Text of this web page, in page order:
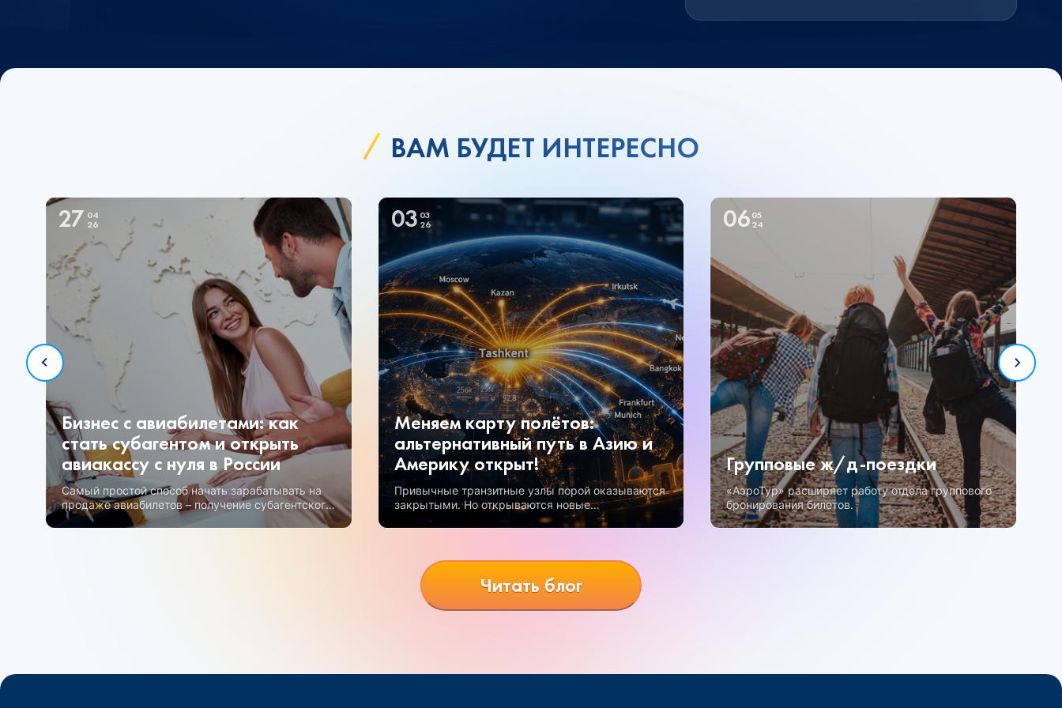
ВАМ БУДЕТ ИНТЕРЕСНО
27 04
26
Бизнес с авиабилетами: как
стать субагентом и открыть
авиакассу с нуля в России
Самый простой способ начать зарабатывать на
продаже авиабилетов – получение субагентского
статуса.
03 03
26
Меняем карту полётов:
альтернативный путь в Азию и
Америку открыт!
Привычные транзитные узлы порой оказываются
закрытыми. Но открываются новые
возможности, и одна из самых перспективных —
полеты через Узбекистан.
0605
24
Групповые ж/д-поездки
«АэроТур» расширяет работу отдела группового
бронирования билетов.
Читать блог